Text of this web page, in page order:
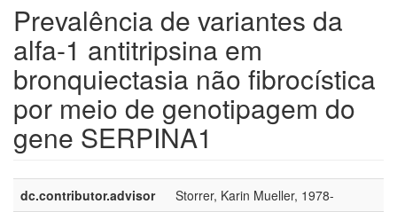
Prevalência de variantes da
alfa-1 antitripsina em
bronquiectasia não fibrocística
por meio de genotipagem do
gene SERPINA1
dc.contributor.advisor
Storrer, Karin Mueller, 1978-